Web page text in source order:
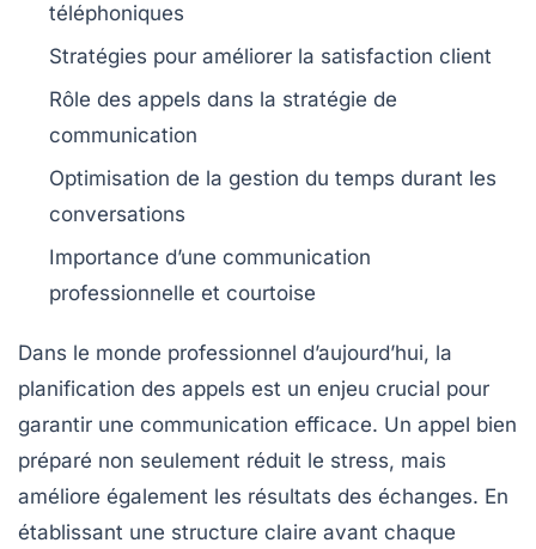
téléphoniques
Stratégies pour améliorer la satisfaction client
Rôle des appels dans la stratégie de
communication
Optimisation de la gestion du temps durant les
conversations
Importance d’une communication
professionnelle et courtoise
Dans le monde professionnel d’aujourd’hui, la
planification des appels est un enjeu crucial pour
garantir une communication efficace. Un appel bien
préparé non seulement réduit le stress, mais
améliore également les résultats des échanges. En
établissant une structure claire avant chaque